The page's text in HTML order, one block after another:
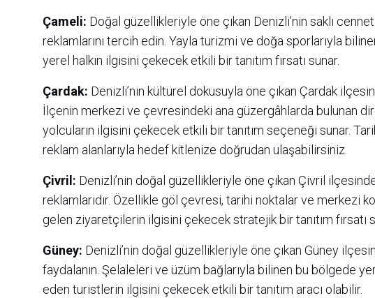
Çameli: Doğal güzellikleriyle öne çıkan Denizli’nin saklı
reklamlarını tercih edin. Yayla turizmi ve doğa sporlarıyla
yerel halkın ilgisini çekecek etkili bir tanıtım fırsatı sunar.
Çardak: Denizli’nin kültürel dokusuyla öne çıkan Çardak
İlçenin merkezi ve çevresindeki ana güzergâhlarda bulunan
yolcuların ilgisini çekecek etkili bir tanıtım seçeneği sunar.
reklam alanlarıyla hedef kitlenize doğrudan ulaşabilirsiniz.
Çivril: Denizli’nin doğal güzellikleriyle öne çıkan Çivril
reklamlarıdır. Özellikle göl çevresi, tarihi noktalar ve merkezi
gelen ziyaretçilerin ilgisini çekecek stratejik bir tanıtım fırsatı
Güney: Denizli’nin doğal güzellikleriyle öne çıkan Güney
faydalanın. Şelaleleri ve üzüm bağlarıyla bilinen bu bölgede
eden turistlerin ilgisini çekecek etkili bir tanıtım aracı olabilir.